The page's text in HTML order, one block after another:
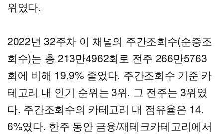
위였다.
2022년 32주차 이 채널의 주간조회수(순증조
회수)는 총 213만4962회로 전주 266만5763
회에 비해 19.9% 줄었다. 주간조회수 기준 카
테고리 내 인기 순위는 3위. 그 전주는 3위였
다. 주간조회수의 카테고리 내 점유율은 14.
6%였다. 한주 동안 금융/재테크카테고리에서